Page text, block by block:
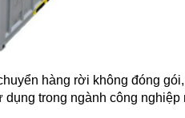
hàng rời không đóng
trong ngành công nghiệp